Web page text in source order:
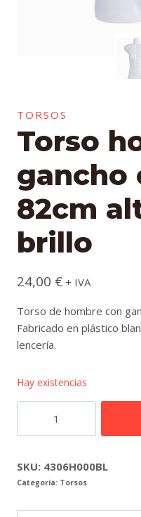
TORSOS
Torso
gancho
82cm
brillo
24,00 € + IVA
Torso de hombre con
Fabricado en plástico
lencería.
Hay existencias
gancho
colgador,
SKU: 4306H000BL
Categoría: Torsos